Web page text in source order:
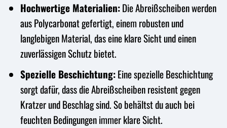
Hochwertige Materialien:Die Abreißscheiben werden
aus Polycarbonat gefertigt, einem robusten und
langlebigen Material, das eine klare Sicht und einen
zuverlässigen Schutz bietet.
Spezielle Beschichtung:Eine spezielle Beschichtung
sorgt dafür, dass die Abreißscheiben resistent gegen
Kratzer und Beschlag sind. So behältst du auch bei
feuchten Bedingungen immer klare Sicht.